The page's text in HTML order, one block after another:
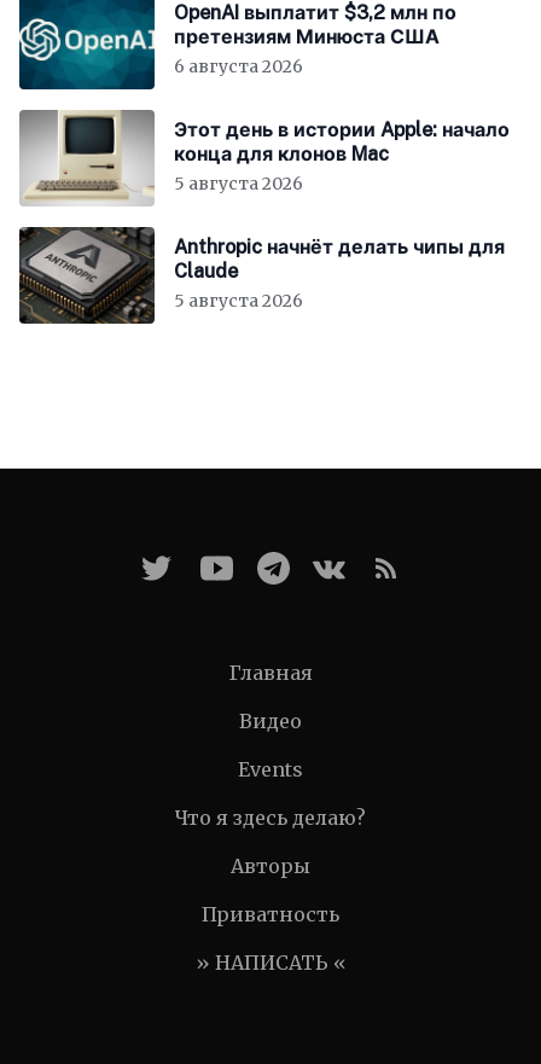
OpenAI выплатит $3,2 млн по
претензиям Минюста США
6 августа 2026
Этот день в истории Apple: начало
конца для клонов Mac
5 августа 2026
Anthropic начнёт делать чипы для
Claude
5 августа 2026
Главная
Видео
Events
Что я здесь делаю?
Авторы
Приватность
» НАПИСАТЬ «